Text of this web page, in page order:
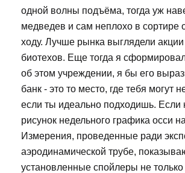
одной волны подъёма, тогда уж
медведев и сам неплохо в сортире
ходу. Лучше рынка выглядели
биотехов. Еще тогда я
об этом учреждении, я бы его
банк - это то место, где тебя могут
если ты идеально подходишь. Если
рисунок недельного графика осси
Измерения, проведенные ради
аэродинамической трубе,
установленные спойлеры не